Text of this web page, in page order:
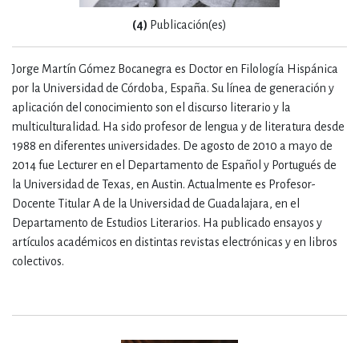
Jorge Martín Gómez Bocanegra es Doctor en Filología Hispánica
por la Universidad de Córdoba, España. Su línea de generación y
aplicación del conocimiento son el discurso literario y la
multiculturalidad. Ha sido profesor de lengua y de literatura desde
1988 en diferentes universidades. De agosto de 2010 a mayo de
2014 fue Lecturer en el Departamento de Español y Portugués de
la Universidad de Texas, en Austin. Actualmente es Profesor-
Docente Titular A de la Universidad de Guadalajara, en el
Departamento de Estudios Literarios. Ha publicado ensayos y
artículos académicos en distintas revistas electrónicas y en libros
colectivos.
(4) Publicación(es)